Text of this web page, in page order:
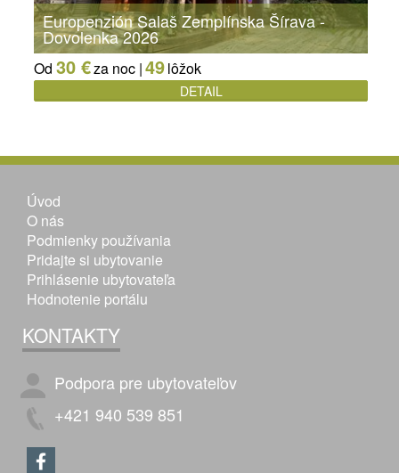
Europenzión Salaš Zemplínska Šírava -
Dovolenka 2026
Od 30 €za noc |49lôžok
DETAIL
Úvod
O nás
Podmienky používania
Pridajte si ubytovanie
Prihlásenie ubytovateľa
Hodnotenie portálu
KONTAKTY
Podpora pre ubytovateľov
+421 940 539 851